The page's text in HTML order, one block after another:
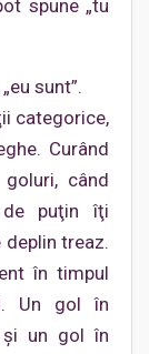
spune „tu
sunt”.
categorice,
Curând
când
de puţin îţi
treaz.
în timpul
Un gol în
şi un gol în